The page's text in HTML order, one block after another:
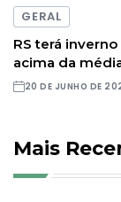
GERAL
RS terá
acima da
20 DE JUNHO DE
Mais